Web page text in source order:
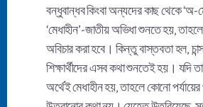
বন্ধুবান্ধব কিংবা অন্যদের কাছ থেকে ‘অ-
‘মেধাহীন’-জাতীয় অভিধা শুনতে হয়,
অবিচার করা হবে। কিন্তু বাস্তবতা হল,
শিক্ষার্থীদের এসব কথা শুনতেই হয়। যদি
অর্থেই মেধাহীন হয়, তাহলে কোনো পর্যায়ের